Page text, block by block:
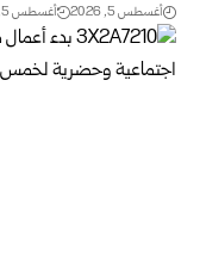
أغسطس 5, 2026 أغسطس 5, 2026